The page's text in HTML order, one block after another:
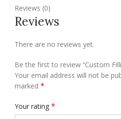
Reviews (0)
Reviews
There are no reviews yet.
Be the first to review “Custom
Your email address will not be
marked *
Your rating *